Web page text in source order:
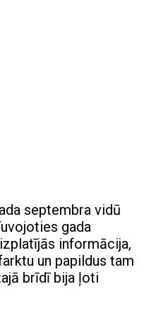
septembra vidū
gada
informācija,
un papildus tam
brīdī bija ļoti